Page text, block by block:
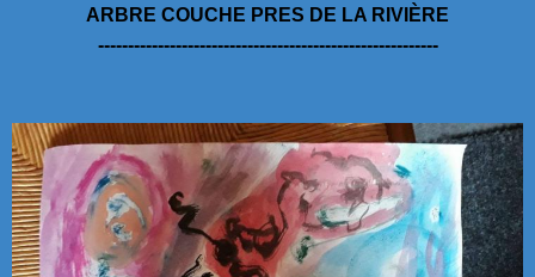
ARBRE COUCHE PRES DE LA RIVIÈRE
---------------------------------------------------------